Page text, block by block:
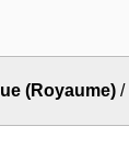
(Royaume) /